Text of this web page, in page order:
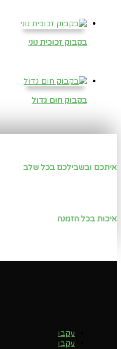
בקבוק זכוכית נוני
בקבוק חום גדול
איתכם ובשבילכם בכל שלב
איכות בכל הזמנה
עקבו
עקבו